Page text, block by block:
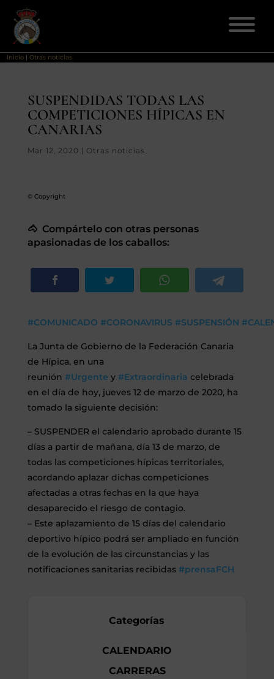
FEDERACIÓN
LICENCIAS
SEGUROS
CALENDARIO
ACTUALIDAD
928 366 908 //
mcarmensecretaria@federacioncanariadehipica.com
 620 019 666
Tenerife
922 256 601 // administracion@federacioncanariadehipica.com
 922 256 601
Inicio |Otras noticias
SUSPENDIDAS TODAS LAS
COMPETICIONES HÍPICAS EN
CANARIAS
Mar 12, 2020 | Otras noticias
© Copyright
🐴 Compártelo con otras personas
apasionadas de los caballos:
#COMUNICADO #CORONAVIRUS #SUSPENSIÓN #
La Junta de Gobierno de la Federación Canaria
de Hípica, en una
reunión #Urgente y #Extraordinaria celebrada
en el día de hoy, jueves 12 de marzo de 2020, ha
tomado la siguiente decisión:
– SUSPENDER el calendario aprobado durante 15
días a partir de mañana, día 13 de marzo, de
todas las competiciones hípicas territoriales,
acordando aplazar dichas competiciones
afectadas a otras fechas en la que haya
desaparecido el riesgo de contagio.
– Este aplazamiento de 15 días del calendario
deportivo hípico podrá ser ampliado en función
de la evolución de las circunstancias y las
notificaciones sanitarias recibidas #prensaFCH
Categorías
CALENDARIO
CARRERAS